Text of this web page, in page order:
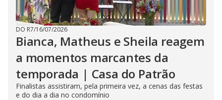
DO R7/16/07/2026
Bianca, Matheus e Sheila reagem
a momentos marcantes da
temporada | Casa do Patrão
Finalistas assistiram, pela primeira vez, a cenas das festas
e do dia a dia no condomínio